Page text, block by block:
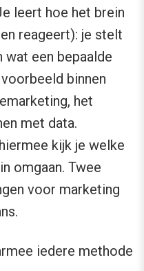
leert hoe het brein
reageert): je stelt
wat een bepaalde
binnen
het
met data.
kijk je welke
omgaan. Twee
voor marketing
iedere methode